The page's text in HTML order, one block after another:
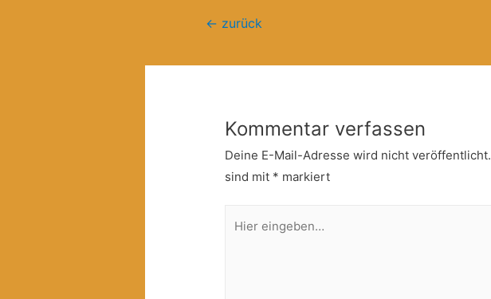
Beitragsnavigation
← zurück
Kommentar verfassen
Deine E-Mail-Adresse wird nicht veröffentlicht.
sind mit * markiert
eingeben…